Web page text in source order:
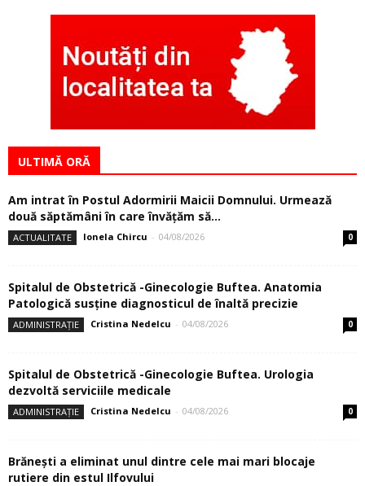
ULTIMĂ ORĂ
Am intrat în Postul Adormirii Maicii Domnului. Urmează
două săptămâni în care învăţăm să...
ACTUALITATE Ionela Chircu - 04/08/2026 0
Spitalul de Obstetrică -Ginecologie Buftea. Anatomia
Patologică susţine diagnosticul de înaltă precizie
ADMINISTRAȚIE Cristina Nedelcu - 04/08/2026 0
Spitalul de Obstetrică -Ginecologie Buftea. Urologia
dezvoltă serviciile medicale
ADMINISTRAȚIE Cristina Nedelcu - 04/08/2026 0
Brănești a eliminat unul dintre cele mai mari blocaje
rutiere din estul Ilfovului